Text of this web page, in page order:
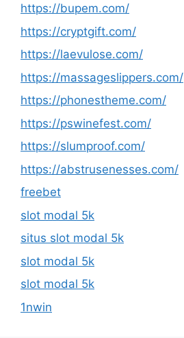
https://bupem.com/
https://cryptgift.com/
https://laevulose.com/
https://massageslippers.com/
https://phonestheme.com/
https://pswinefest.com/
https://slumproof.com/
https://abstrusenesses.com/
freebet
slot modal 5k
situs slot modal 5k
slot modal 5k
slot modal 5k
1nwin